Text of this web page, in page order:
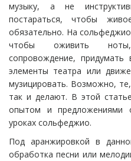
музыку, а не
постараться, чтобы
обязательно. На
чтобы оживить ноты,
сопровождение, придумать
элементы театра или
музицировать. Возможно,
так и делают. В этой
опытом и предложениями
уроках сольфеджио.
Под аранжировкой в
обработка песни или